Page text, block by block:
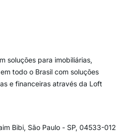
soluções para imobiliárias,
todo o Brasil com soluções
e financeiras através da Loft
Bibi, São Paulo - SP, 04533-012